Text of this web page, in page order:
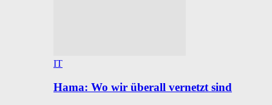
IT
Hama: Wo wir überall vernetzt sind